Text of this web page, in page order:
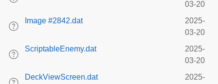
03-20
Image #2842.dat
2025-
03-20
ScriptableEnemy.dat
2025-
03-20
DeckViewScreen.dat
2025-